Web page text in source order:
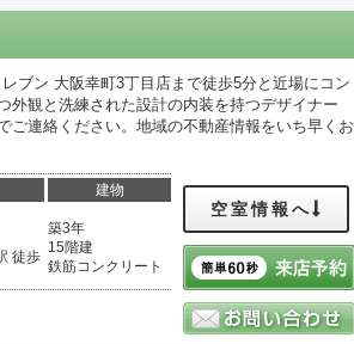
ブン 大阪幸町3丁目店まで徒歩5分と近場にコン
外観と洗練された設計の内装を持つデザイナー
ご連絡ください。地域の不動産情報をいち早くお
建物
徒歩
築3年
15階建
鉄筋コンクリート
空室情報へ